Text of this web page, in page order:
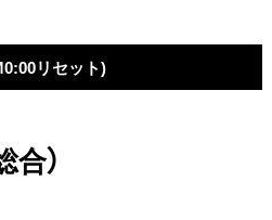
リセット)
）